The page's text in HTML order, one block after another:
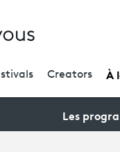
Creators À
Les